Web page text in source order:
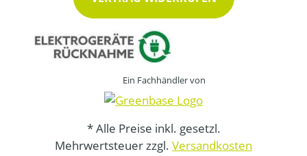
Ein Fachhändler von
* Alle Preise inkl. gesetzl.
Mehrwertsteuer zzgl. Versandkosten